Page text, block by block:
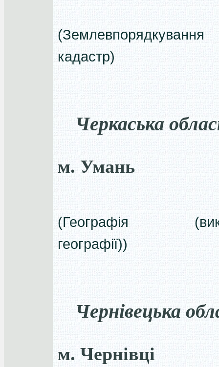
кадастр)
Черкаська
м. Умань
(Географія
географії))
Чернівецька
м. Чернівці